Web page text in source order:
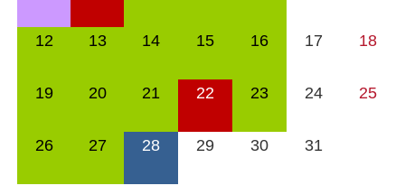
12 13 14 15 16 17 18
19 20 21 22 23 24 25
26 27 28 29 30 31